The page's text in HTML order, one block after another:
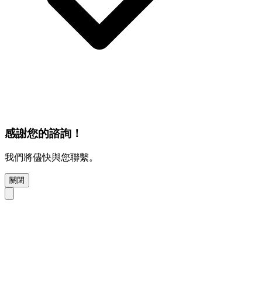
感謝您的諮詢！
我們將儘快與您聯繫。
關閉